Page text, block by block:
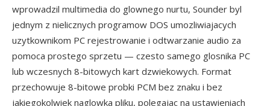
wprowadzil multimedia do glownego nurtu, Sounder byl
jednym z nielicznych programow DOS umozliwiajacych
uzytkownikom PC rejestrowanie i odtwarzanie audio za
pomoca prostego sprzetu — czesto samego glosnika PC
lub wczesnych 8-bitowych kart dzwiekowych. Format
przechowuje 8-bitowe probki PCM bez znaku i bez
jakiegokolwiek naglowka pliku, polegajac na ustawieniach